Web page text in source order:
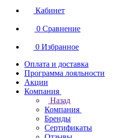
Кабинет
0 Сравнение
0 Избранное
Оплата и доставка
Программа лояльности
Акции
Компания
Назад
Компания
Бренды
Сертификаты